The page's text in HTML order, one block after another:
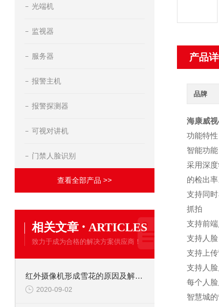
光端机
监视器
服务器
报警主机
报警探测器
可视对讲机
门禁人脸识别
查看全部产品 >>
相关文章 · ARTICLES
致力于成为合格的解决方案供应商！
红外摄像机形成雪花的原因及解决办法
2020-09-02
产品
品牌
海康威
功能特
智能功能
采用深
的检出
支持同
抓拍
支持前
支持人
支持上
支持人
每个人
智慧城